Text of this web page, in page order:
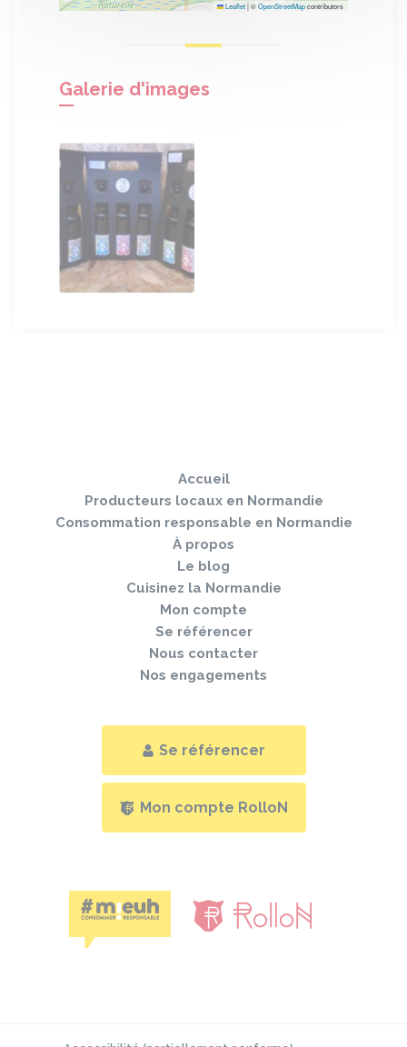
Leaflet|©OpenStreetMapcontributors
Galerie d'images
Accueil
Producteurs locaux en Normandie
Consommation responsable en Normandie
À propos
Le blog
Cuisinez la Normandie
Mon compte
Se référencer
Nous contacter
Nos engagements
Se référencer
Mon compte RolloN